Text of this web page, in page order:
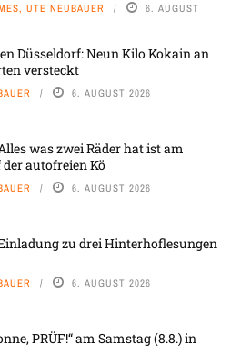
UTE NEUBAUER 6. AUGUST
Düsseldorf: Neun Kilo Kokain an
versteckt
6. AUGUST 2026
was zwei Räder hat ist am
autofreien Kö
6. AUGUST 2026
zu drei Hinterhoflesungen
6. AUGUST 2026
PRÜF!“ am Samstag (8.8.) in